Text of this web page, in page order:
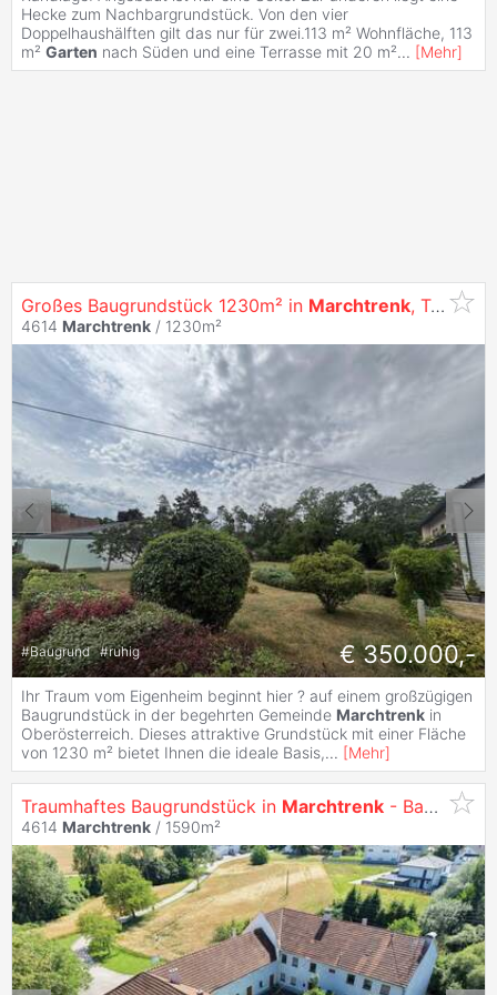
Hecke zum Nachbargrundstück. Von den vier
Doppelhaushälften gilt das nur für zwei.113 m² Wohnfläche, 113
m² Garten nach Süden und eine Terrasse mit 20 m²... [Mehr]
Großes Baugrundstück 1230m² in Marchtrenk, Top Lage ? Ihr Traumgrundstück wartet!
4614 Marchtrenk / 1230m²
#Baugrund #ruhig € 350.000,-
Ihr Traum vom Eigenheim beginnt hier ? auf einem großzügigen
Baugrundstück in der begehrten Gemeinde Marchtrenk in
Oberösterreich. Dieses attraktive Grundstück mit einer Fläche
von 1230 m² bietet Ihnen die ideale Basis,... [Mehr]
Traumhaftes Baugrundstück in Marchtrenk - Bauland Wohngebiet - Größe Veränderbar
4614 Marchtrenk / 1590m²